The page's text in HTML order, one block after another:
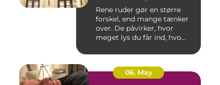
Rene ruder gør en større
forskel, end mange tænker
over. De påvirker, hvor
meget lys du får ind, hvo...
06. May